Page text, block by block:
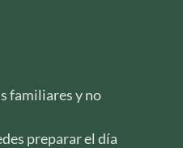
familiares y no
preparar el día